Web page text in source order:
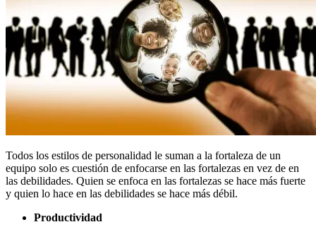
Todos los estilos de personalidad le suman a la fortaleza de un
equipo solo es cuestión de enfocarse en las fortalezas en vez de en
las debilidades. Quien se enfoca en las fortalezas se hace más fuerte
y quien lo hace en las debilidades se hace más débil.
Productividad